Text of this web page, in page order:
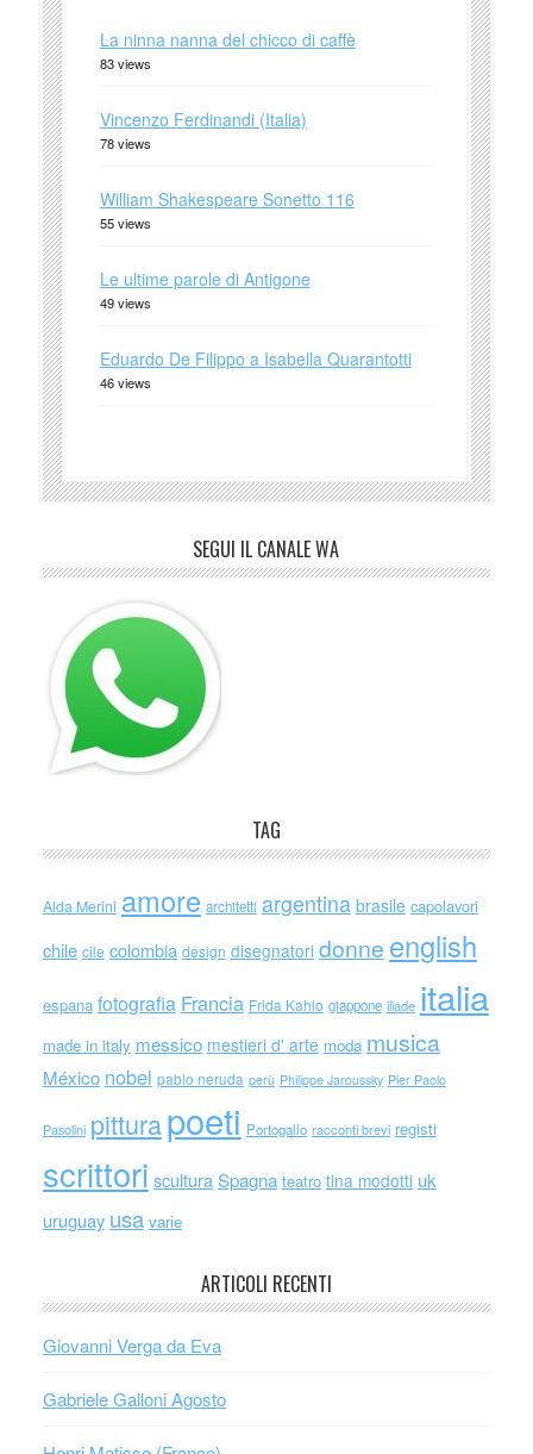
La ninna nanna del chicco di caffè
83 views
Vincenzo Ferdinandi (Italia)
78 views
William Shakespeare Sonetto 116
55 views
Le ultime parole di Antigone
49 views
Eduardo De Filippo a Isabella Quarantotti
46 views
SEGUI IL CANALE WA
TAG
Alda Merini amore architetti argentina brasile capolavori
chile cile colombia design disegnatori donne english
espana fotografia Francia Frida Kahlo giappone iliade italia
made in italy messico mestieri d' arte moda musica
México nobel pablo neruda perù Philippe Jaroussky Pier Paolo
Pasolini pitturapoeti Portogallo racconti brevi registi
scrittori scultura Spagna teatro tina modotti uk
uruguay usa varie
ARTICOLI RECENTI
Giovanni Verga da Eva
Gabriele Galloni Agosto